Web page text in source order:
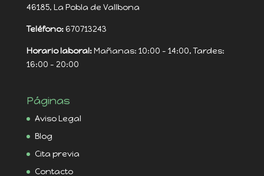
46185, La Pobla de Vallbona
Teléfono:670713243
Horario laboral:Mañanas: 10:00 - 14:00, Tardes:
16:00 - 20:00
Páginas
Aviso Legal
Blog
Cita previa
Contacto